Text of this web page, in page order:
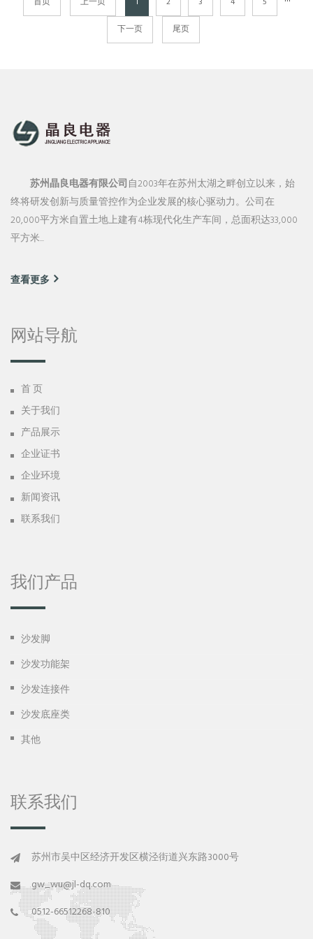
下一页 尾页
苏州晶良电器有限公司自2003年在苏州太湖之畔创立以来，始
终将研发创新与质量管控作为企业发展的核心驱动力。公司在
20,000平方米自置土地上建有4栋现代化生产车间，总面积达33,000
平方米...
查看更多
网站导航
首 页
关于我们
产品展示
企业证书
企业环境
新闻资讯
联系我们
我们产品
沙发脚
沙发功能架
沙发连接件
沙发底座类
其他
联系我们
苏州市吴中区经济开发区横泾街道兴东路3000号
gw_wu@jl-dq.com
0512-66512268-810